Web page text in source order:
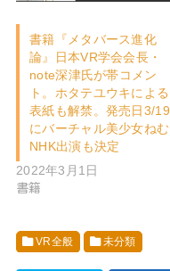
書籍『メタバース進化
論』日本VR学会会長・
note深津氏が帯コメン
ト。ホタテユウキによる
表紙も解禁。発売日3/19
にバーチャル美少女ねむ
NHK出演も決定
2022年3月1日
書籍
VR全般 未分類